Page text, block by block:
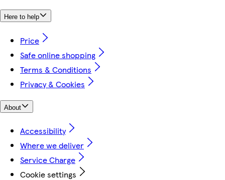
Here to help
Price
Safe online shopping
Terms & Conditions
Privacy & Cookies
About
Accessibility
Where we deliver
Service Charge
Cookie settings